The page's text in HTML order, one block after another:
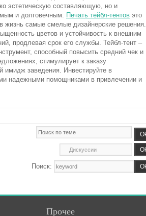
эстетическую составляющую, но и
и долговечным. Печать тейбл-тентов это
жизнь самые смелые дизайнерские решения.
цветов и устойчивость к внешним
продлевая срок его службы. Тейбл-тент –
способный повысить средний чек и
стимулирует к заказу
имидж заведения. Инвестируйте в
надежными помощниками в привлечении и
Поиск:
Прочее